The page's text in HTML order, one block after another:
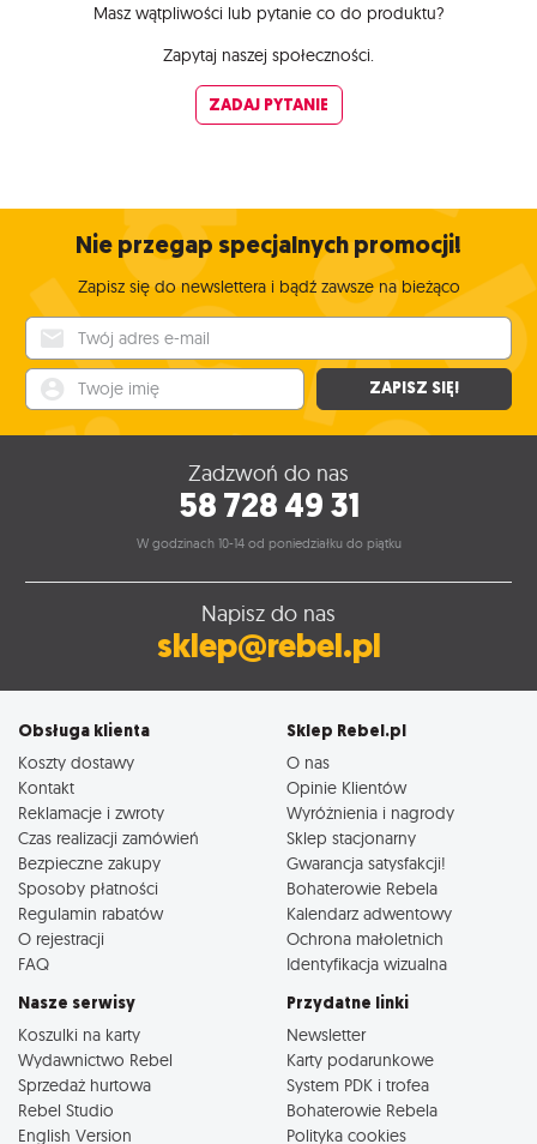
Masz wątpliwości lub pytanie co do produktu?
Zapytaj naszej społeczności.
ZADAJ PYTANIE
Nie przegap specjalnych promocji!
Zapisz się do newslettera i bądź zawsze na bieżąco
ZAPISZ SIĘ!
Zadzwoń do nas
58 728 49 31
W godzinach 10-14 od poniedziałku do piątku
Napisz do nas
sklep@rebel.pl
Obsługa klienta
Koszty dostawy
Kontakt
Reklamacje i zwroty
Czas realizacji zamówień
Bezpieczne zakupy
Sposoby płatności
Regulamin rabatów
O rejestracji
FAQ
Sklep Rebel.pl
O nas
Opinie Klientów
Wyróżnienia i nagrody
Sklep stacjonarny
Gwarancja satysfakcji!
Bohaterowie Rebela
Kalendarz adwentowy
Ochrona małoletnich
Identyfikacja wizualna
Nasze serwisy
Koszulki na karty
Wydawnictwo Rebel
Sprzedaż hurtowa
Rebel Studio
English Version
Przydatne linki
Newsletter
Karty podarunkowe
System PDK i trofea
Bohaterowie Rebela
Polityka cookies